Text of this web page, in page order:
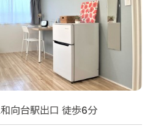
向台駅出口 徒歩6分